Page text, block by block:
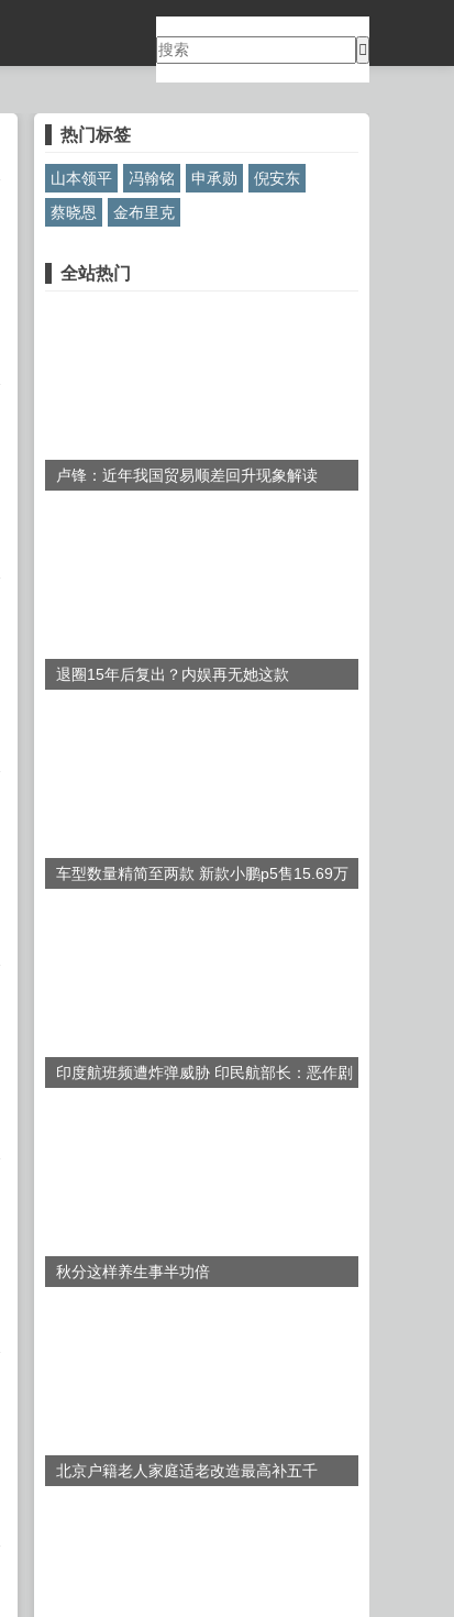
热门标签
山本领平 冯翰铭 申承勋
倪安东
蔡晓恩
金布里克
全站热门
卢锋：近年我国贸易顺差回升现象解读
退圈15年后复出？内娱再无她这款
车型数量精简至两款 新款小鹏p5售15.69万
印度航班频遭炸弹威胁 印民航部长：恶作剧
秋分这样养生事半功倍
北京户籍老人家庭适老改造最高补五千